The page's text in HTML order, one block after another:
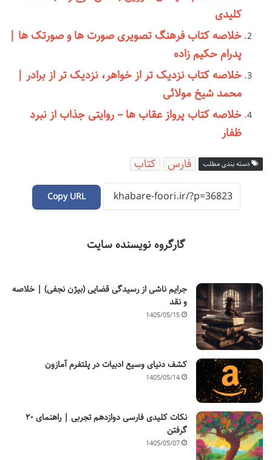
کلیدی
خلاصه کتاب فرهنگ تصویری صورت ها و صورتک ها |
پدرام حکیم زاده
خلاصه کتاب نزدیک تر از خواهر، نزدیک تر از برادر |
محمد شیخ مولائی
خلاصه کتاب پرواز عقاب ها – روایتی جذاب از نبرد
ظفار
دسته بندی مطلب فارس کتاب
Copy URL
گارگروه نویسنده سایت
جرایم ناشی از رسیدگی قضایی (بیژن نجفی) | خلاصه
و نقد
1405/05/15
کشف دنیای وسیع ادبیات در پلتفرم آمازون
1405/05/14
نکات کلیدی فارسی دوازدهم تجربی | راهنمای ۲۰
گرفتن
1405/05/07